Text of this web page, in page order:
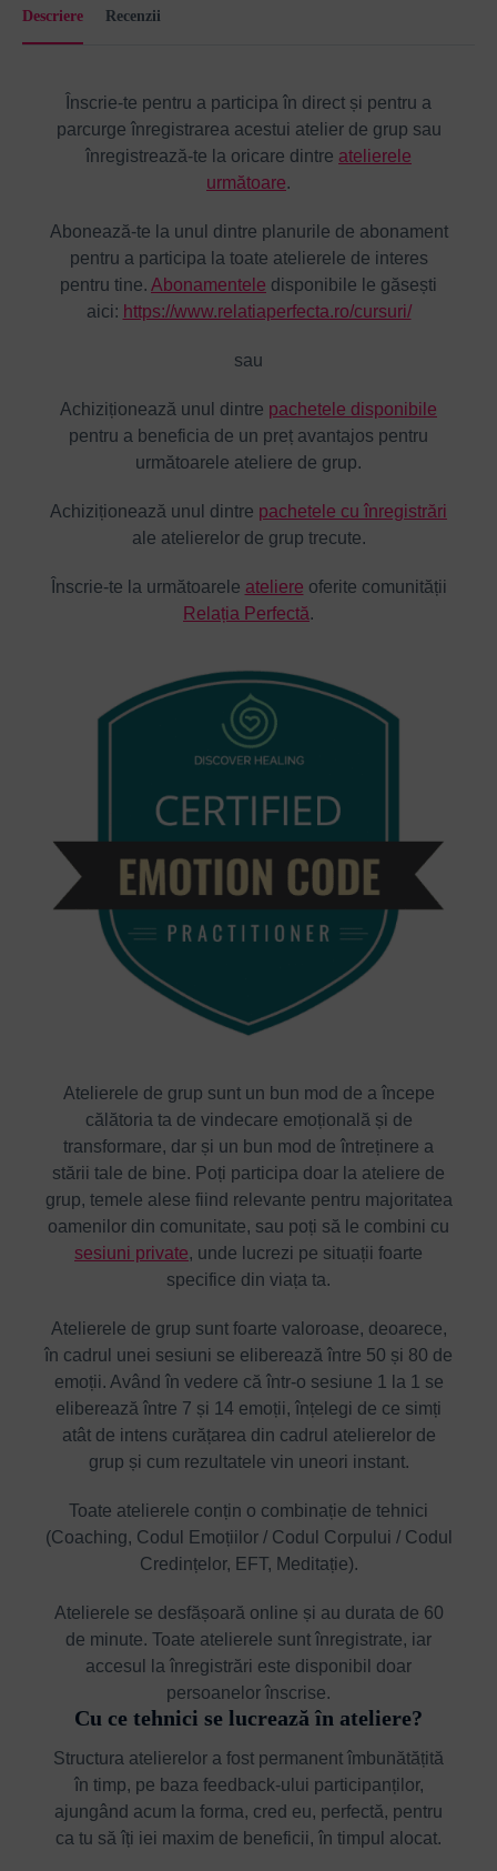
Descriere Recenzii
Înscrie-te pentru a participa în direct și pentru a
parcurge înregistrarea acestui atelier de grup sau
înregistrează-te la oricare dintre atelierele
următoare.
Abonează-te la unul dintre planurile de abonament
pentru a participa la toate atelierele de interes
pentru tine. Abonamentele disponibile le găsești
aici: https://www.relatiaperfecta.ro/cursuri/
sau
Achiziționează unul dintre pachetele disponibile
pentru a beneficia de un preț avantajos pentru
următoarele ateliere de grup.
Achiziționează unul dintre pachetele cu înregistrări
ale atelierelor de grup trecute.
Înscrie-te la următoarele ateliere oferite comunității
Relația Perfectă.
Atelierele de grup sunt un bun mod de a începe
călătoria ta de vindecare emoțională și de
transformare, dar și un bun mod de întreținere a
stării tale de bine. Poți participa doar la ateliere de
grup, temele alese fiind relevante pentru majoritatea
oamenilor din comunitate, sau poți să le combini cu
sesiuni private, unde lucrezi pe situații foarte
specifice din viața ta.
Atelierele de grup sunt foarte valoroase, deoarece,
în cadrul unei sesiuni se eliberează între 50 și 80 de
emoții. Având în vedere că într-o sesiune 1 la 1 se
eliberează între 7 și 14 emoții, înțelegi de ce simți
atât de intens curățarea din cadrul atelierelor de
grup și cum rezultatele vin uneori instant.
Toate atelierele conțin o combinație de tehnici
(Coaching, Codul Emoțiilor / Codul Corpului / Codul
Credințelor, EFT, Meditație).
Atelierele se desfășoară online și au durata de 60
de minute. Toate atelierele sunt înregistrate, iar
accesul la înregistrări este disponibil doar
persoanelor înscrise.
Cu ce tehnici se lucrează în ateliere?
Structura atelierelor a fost permanent îmbunătățită
în timp, pe baza feedback-ului participanților,
ajungând acum la forma, cred eu, perfectă, pentru
ca tu să îți iei maxim de beneficii, în timpul alocat.